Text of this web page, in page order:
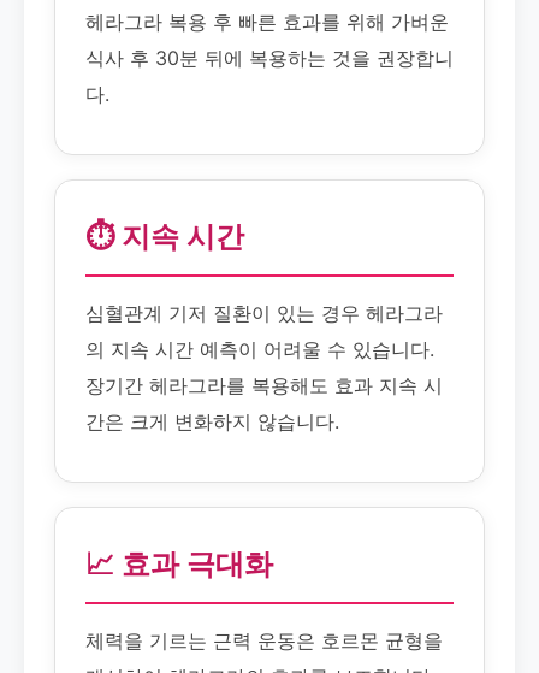
헤라그라 복용 후 빠른 효과를 위해 가벼운
식사 후 30분 뒤에 복용하는 것을 권장합니
다.
⏱️ 지속 시간
심혈관계 기저 질환이 있는 경우 헤라그라
의 지속 시간 예측이 어려울 수 있습니다.
장기간 헤라그라를 복용해도 효과 지속 시
간은 크게 변화하지 않습니다.
📈 효과 극대화
체력을 기르는 근력 운동은 호르몬 균형을